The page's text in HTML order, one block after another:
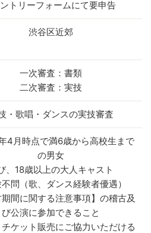
トリーフォームにて要申告
渋谷区近郊
一次審査：書類
二次審査：実技
・歌唱・ダンスの実技審査
4月時点で満6歳から高校生まで
の男女
、18歳以上の大人キャスト
不問（歌、ダンス経験者優遇）
期間に関する注意事項】の稽古及
び公演に参加できること
チケット販売にご協力いただける